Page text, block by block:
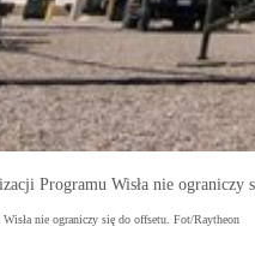
Programu Wisła nie ograniczy
nie ograniczy się do offsetu. Fot/Raytheon